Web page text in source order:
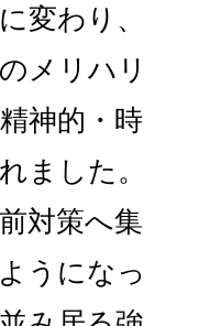
変わり、
メリハリ
神的・時
ました。
対策へ集
うになっ